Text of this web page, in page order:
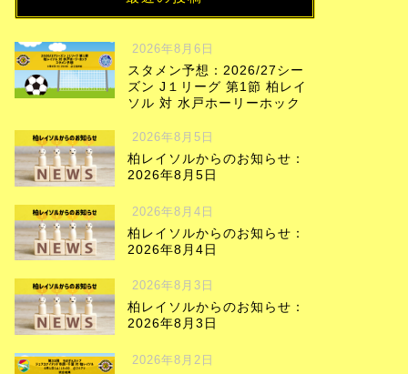
2026年8月6日
スタメン予想：2026/27シー
ズン J１リーグ 第1節 柏レイ
ソル 対 水戸ホーリーホック
2026年8月5日
柏レイソルからのお知らせ：
2026年8月5日
2026年8月4日
柏レイソルからのお知らせ：
2026年8月4日
2026年8月3日
柏レイソルからのお知らせ：
2026年8月3日
2026年8月2日